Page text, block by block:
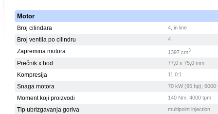
Motor
Broj cilindara 4, in line
Broj ventila po cilindru 4
Zapremina motora 1397 cm3
Prečnik x hod 77,0 x 75,0 mm
Kompresija 11,0:1
Snaga motora 70 kW (95 hp); 6000
Moment koji proizvodi 140 Nm; 4000 tpm
Tip ubrizgavanja goriva multipoint injection